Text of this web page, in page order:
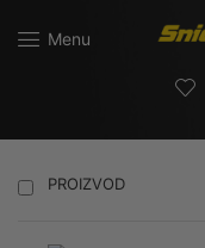
Menu
PROIZVOD